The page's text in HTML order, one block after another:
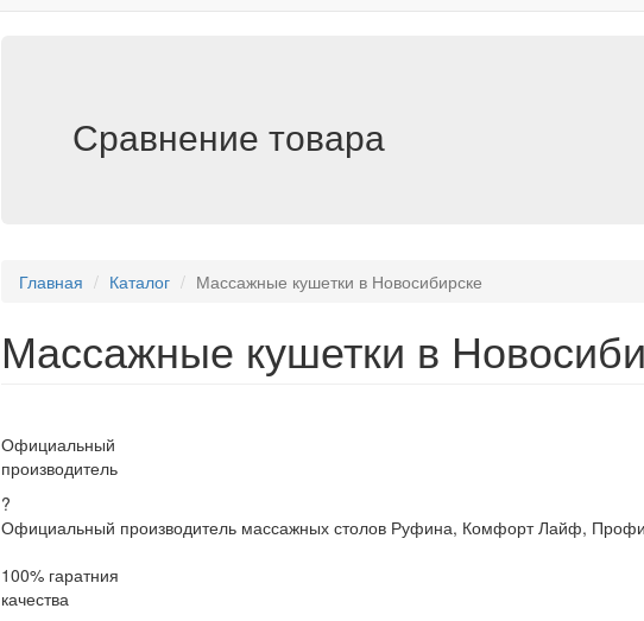
Сравнение товара
Главная Каталог Массажные кушетки в Новосибирске
Массажные кушетки в
Официальный
производитель
?
Официальный производитель массажных столов Руфина, Комфорт Лайф,
100% гаратния
качества